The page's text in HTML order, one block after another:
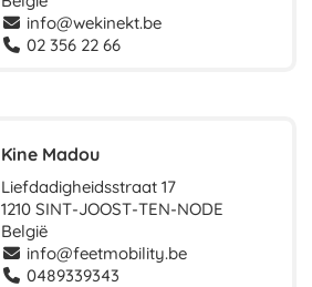
info@wekinekt.be
02 356 22 66
Kine Madou
Liefdadigheidsstraat 17
1210 SINT-JOOST-TEN-NODE
België
info@feetmobility.be
0489339343